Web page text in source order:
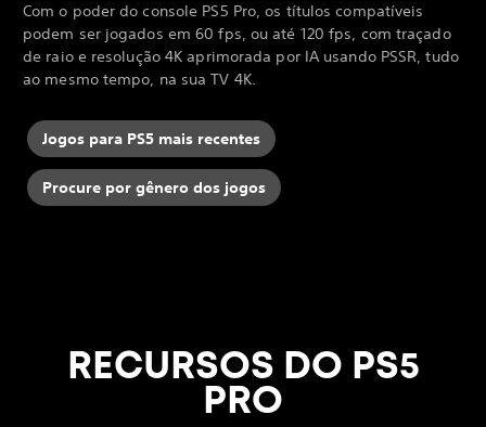
Com o poder do console PS5 Pro, os títulos compatíveis
podem ser jogados em 60 fps, ou até 120 fps, com traçado
de raio e resolução 4K aprimorada por IA usando PSSR, tudo
ao mesmo tempo, na sua TV 4K.
Jogos para PS5 mais recentes
Procure por gênero dos jogos
RECURSOS DO PS5
PRO